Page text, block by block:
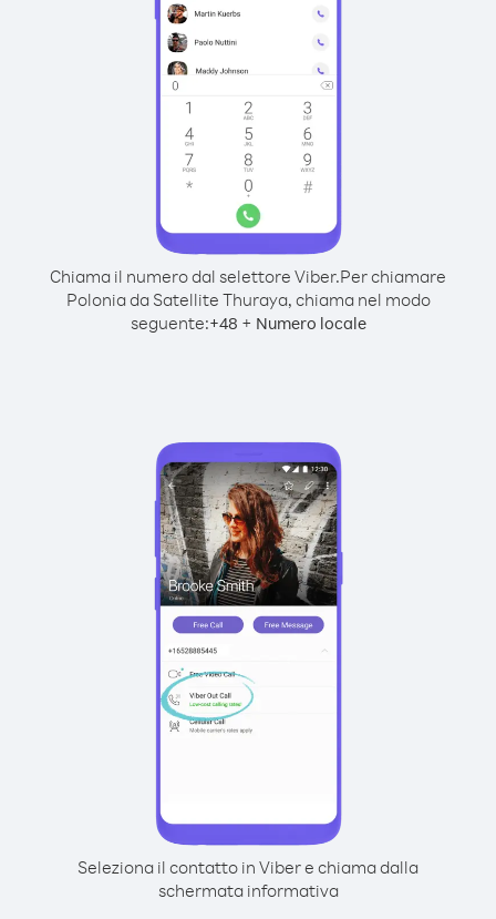
Chiama il numero dal selettore Viber.Per chiamare
Polonia da Satellite Thuraya, chiama nel modo
seguente:+48 + Numero locale
Seleziona il contatto in Viber e chiama dalla
schermata informativa